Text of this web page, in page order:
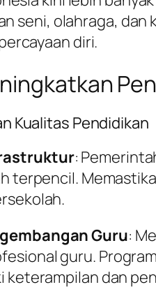
seni, olahraga,
diri.
Kualitas Pendidikan
:
terpencil.
Guru:
guru.
keterampilan dan